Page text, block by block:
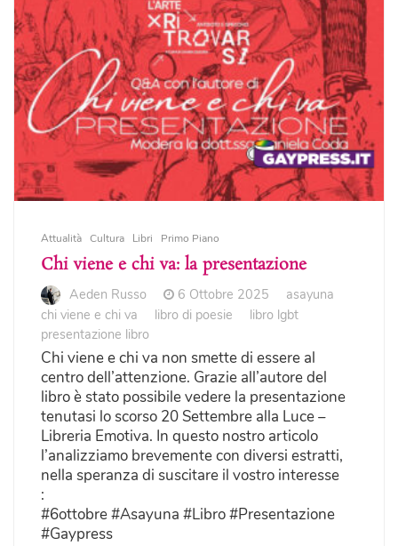
Attualità Cultura Libri Primo Piano
Chi viene e chi va: la presentazione
Aeden Russo 6 Ottobre 2025
asayuna
chi viene e chi va
libro di poesie
libro lgbt
presentazione libro
Chi viene e chi va non smette di essere al
centro dell’attenzione. Grazie all’autore del
libro è stato possibile vedere la presentazione
tenutasi lo scorso 20 Settembre alla Luce –
Libreria Emotiva. In questo nostro articolo
l’analizziamo brevemente con diversi estratti,
nella speranza di suscitare il vostro interesse
:
#6ottobre #Asayuna #Libro #Presentazione
#Gaypress